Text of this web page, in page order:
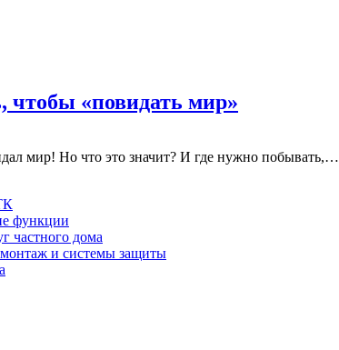
чтобы «повидать мир»
мир! Но что это значит? И где нужно побывать,…
функции
частного дома
монтаж и системы защиты